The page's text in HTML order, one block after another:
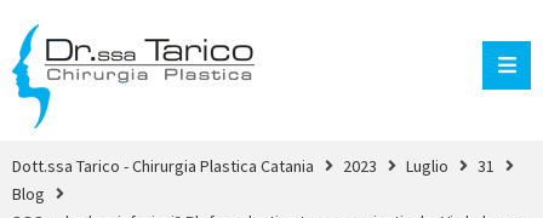
Dott.ssa Tarico - Chirurgia Plastica Catania 2023 Luglio
31
Blog